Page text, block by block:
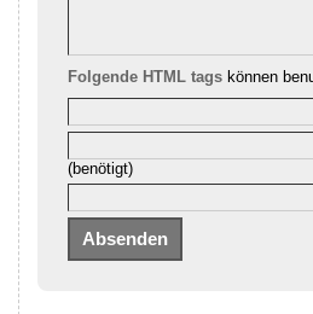
Folgende HTML tagskönnen
(benötigt)